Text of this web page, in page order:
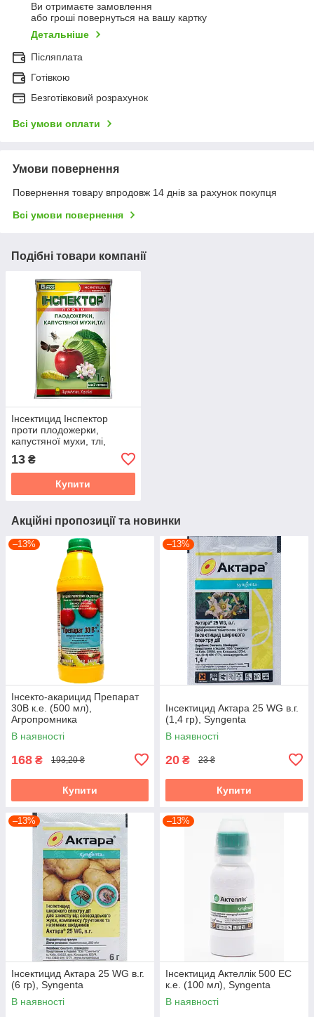
Ви отримаєте замовлення
або гроші повернуться на вашу картку
Детальніше
Післяплата
Готівкою
Безготівковий розрахунок
Всі умови оплати
Умови повернення
Повернення товару впродовж 14 днів за рахунок покупця
Всі умови повернення
Подібні товари компанії
Інсектицид Інспектор
проти плодожерки,
капустяної мухи, тлі,
13 ₴
Купити
Акційні пропозиції та новинки
–13%
Інсекто-акарицид Препарат
30В к.е. (500 мл),
Агропромника
В наявності
168 ₴ 193,20 ₴
Купити
–13%
Інсектицид Актара 25 WG в.г.
(1,4 гр), Syngenta
В наявності
20 ₴ 23 ₴
Купити
–13%
Інсектицид Актара 25 WG в.г.
(6 гр), Syngenta
В наявності
–13%
Інсектицид Актеллік 500 ЕС
к.е. (100 мл), Syngenta
В наявності